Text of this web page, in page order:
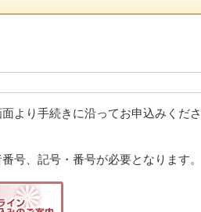
より手続きに沿ってお申込みくださ
号、記号・番号が必要となります。